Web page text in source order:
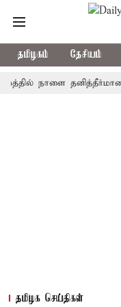
தமிழகம் தேசியம்
நாளை தனித்தீர்மானம்
தமிழக செய்திகள்